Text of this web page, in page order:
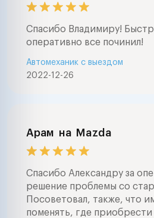
Спасибо Владимиру!
оперативно все починил!
2022-12-26
Автомеханик с выездом
Арам на Mazda
Спасибо Александру за
решение проблемы со
Посоветовал, также, что
поменять, где приобрести